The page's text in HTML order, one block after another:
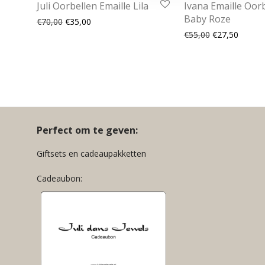
Juli Oorbellen Emaille Lila
€70,00 Oorspronkelijke prijs was: €70,00.
€35,00
Ivana Emaille
Baby Roze
€55,00 €27,50
Perfect om te geven:
Giftsets en cadeaupakketten
Cadeaubon: